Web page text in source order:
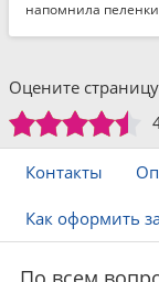
напомнила
Оцените
Контакты
Как оформить